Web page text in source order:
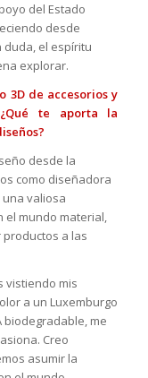
del Estado
desde
duda, el espíritu
explorar.
3D de accesorios y
te aporta la
desde la
como diseñadora
valiosa
el mundo material,
a las
vistiendo mis
a un Luxemburgo
biodegradable, me
Creo
asumir la